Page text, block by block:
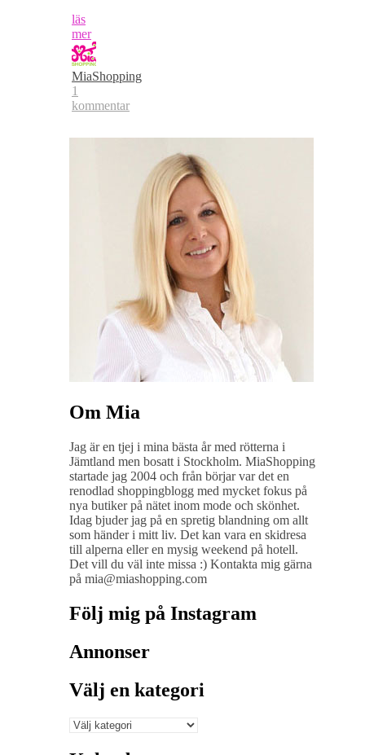
läs
mer
MiaShopping
1
kommentar
Om Mia
Jag är en tjej i mina bästa år med rötterna i
Jämtland men bosatt i Stockholm. MiaShopping
startade jag 2004 och från börjar var det en
renodlad shoppingblogg med mycket fokus på
nya butiker på nätet inom mode och skönhet.
Idag bjuder jag på en spretig blandning om allt
som händer i mitt liv. Det kan vara en skidresa
till alperna eller en mysig weekend på hotell.
Det vill du väl inte missa :) Kontakta mig gärna
på mia@miashopping.com
Följ mig på Instagram
Annonser
Välj en kategori
Välj